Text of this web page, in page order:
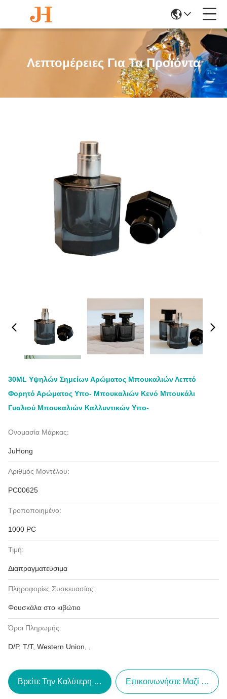
Λεπτομέρειες Για Τα Προϊόντα
30ML Υψηλών Σημείων Αρώματος Μπουκαλιών Λεπτό
Φορητό Αρώματος Υπο- Μπουκαλιών Κενό Μπουκάλι
Γυαλιού Μπουκαλιών Καλλυντικών Υπο-
Ονομασία Μάρκας:
JuHong
Αριθμός Μοντέλου:
PC00625
Τροποποιημένο:
1000 PC
Τιμή:
Διαπραγματεύσιμα
Πληροφορίες Συσκευασίας:
Φουσκάλα στο κιβώτιο
Όροι Πληρωμής:
D/P, T/T, Western Union, ,
Βρείτε Την Καλύτερη Τιμή Επικοινωνήστε Μαζί Μας